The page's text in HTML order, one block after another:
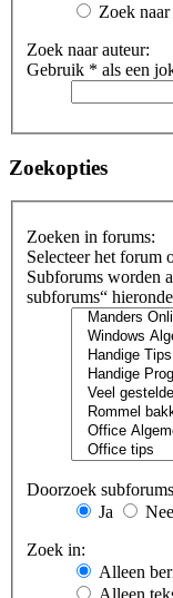
Zoek
Zoek naar auteur:
Gebruik * als een
Zoekopties
Zoeken in forums:
Selecteer het forum
Subforums worden
subforums“
Doorzoek
Ja
Nee
Zoek in:
Alleen
Alleen